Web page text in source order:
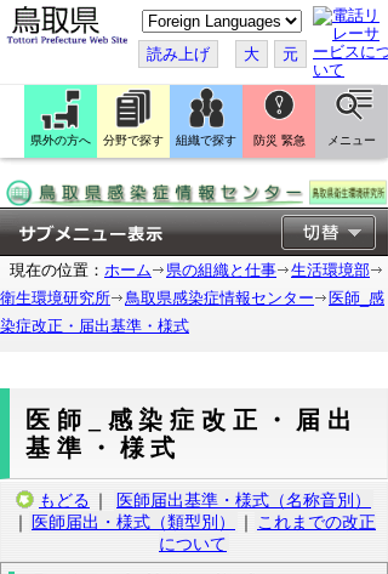
こ
の
ペ
ー
ジ
翻
訳
す
読み上げ 大 元
県外の方へ 分野で探す 組織で探す 防災 緊急 メニュー
現在の位置： ホーム 県の組織と仕事
生活環境部
衛生環境研究所
鳥取県感染症情報センター
医師_感
染症改正・届出基準・様式
医師_感染症改正・届出
基準・様式
もどる ｜
医師届出基準・様式（名称音別）
｜ 医師届出・様式（類型別） ｜
これまでの改正
について